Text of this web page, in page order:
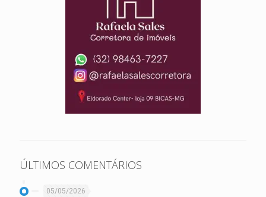
ÚLTIMOS COMENTÁRIOS
05/05/2026